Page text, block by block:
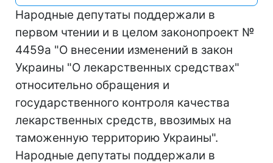
Народные депутаты поддержали в
первом чтении и в целом законопроект №
4459а "О внесении изменений в закон
Украины "О лекарственных средствах"
относительно обращения и
государственного контроля качества
лекарственных средств, ввозимых на
таможенную территорию Украины".
Народные депутаты поддержали в